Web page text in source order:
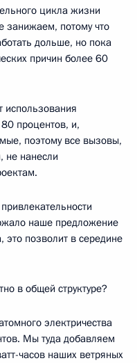
цикла жизни
занижаем, потому что
дольше, но пока
причин более 60
использования
процентов, и,
поэтому все вызовы,
не нанесли
наше предложение
позволит в середине
в общей структуре?
электричества
Мы туда добавляем
часов наших ветряных